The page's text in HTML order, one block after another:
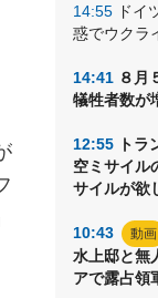
14:55 ドイ
惑でウクラ
14:41 ８月
犠牲者数が
12:55 トラ
空ミサイル
サイルが欲
10:43 動画
水上邸と無
アで露占領